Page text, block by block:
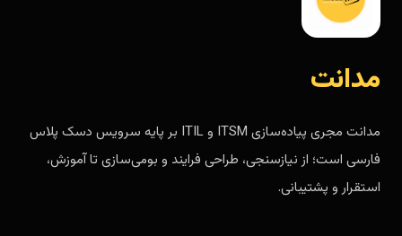
مدانت
مدانت مجری پیاده‌سازی ITSM و ITIL بر پایه سرویس دسک پلاس
فارسی است؛ از نیازسنجی، طراحی فرایند و بومی‌سازی تا آموزش،
استقرار و پشتیبانی.